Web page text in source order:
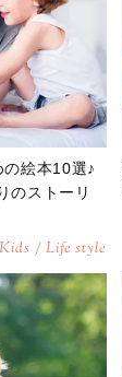
の絵本10選♪
のストーリ
Kids / Life style